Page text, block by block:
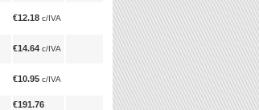
€12.18 c/IVA
€14.64 c/IVA
€10.95 c/IVA
€191.76